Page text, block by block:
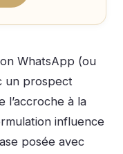
WhatsApp (ou
un prospect
l’accroche à la
influence
posée avec